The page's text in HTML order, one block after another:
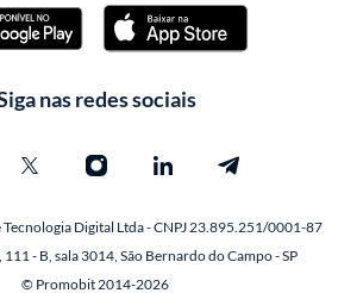
nas redes sociais
Digital Ltda - CNPJ 23.895.251/0001-87
111 - B, sala 3014, São Bernardo do Campo - SP
© Promobit 2014-2026